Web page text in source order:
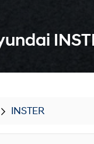
INSTER